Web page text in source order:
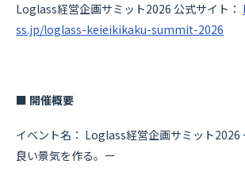
Loglass経営企画サミット2026 公式サイト：
ss.jp/loglass-keieikikaku-summit-2026
■ 開催概要
イベント名： Loglass経営企画サミット2026
良い景気を作る。ー